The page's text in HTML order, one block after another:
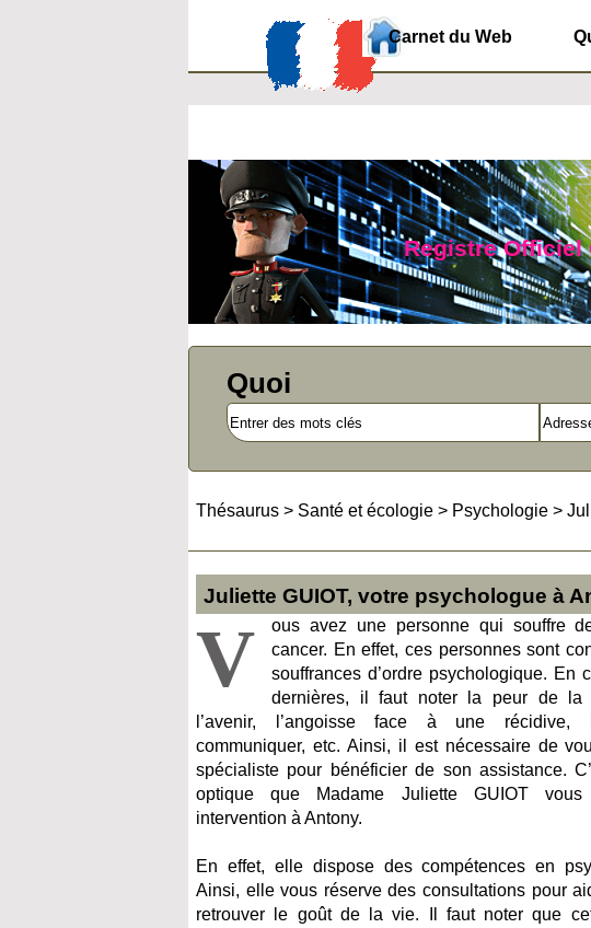
Carnet du Web
Registre Officiel
Quoi
Thésaurus > Santé et écologie > Psychologie >
Juliette GUIOT, votre psychologue à
V
ous avez une personne qui souffre
cancer. En effet, ces personnes sont
souffrances d’ordre psychologique. En
dernières, il faut noter la peur de la
l’avenir, l’angoisse face à une récidive,
communiquer, etc. Ainsi, il est nécessaire de
spécialiste pour bénéficier de son assistance.
optique que Madame Juliette GUIOT vous
intervention à Antony.
En effet, elle dispose des compétences en
Ainsi, elle vous réserve des consultations pour
retrouver le goût de la vie. Il faut noter que